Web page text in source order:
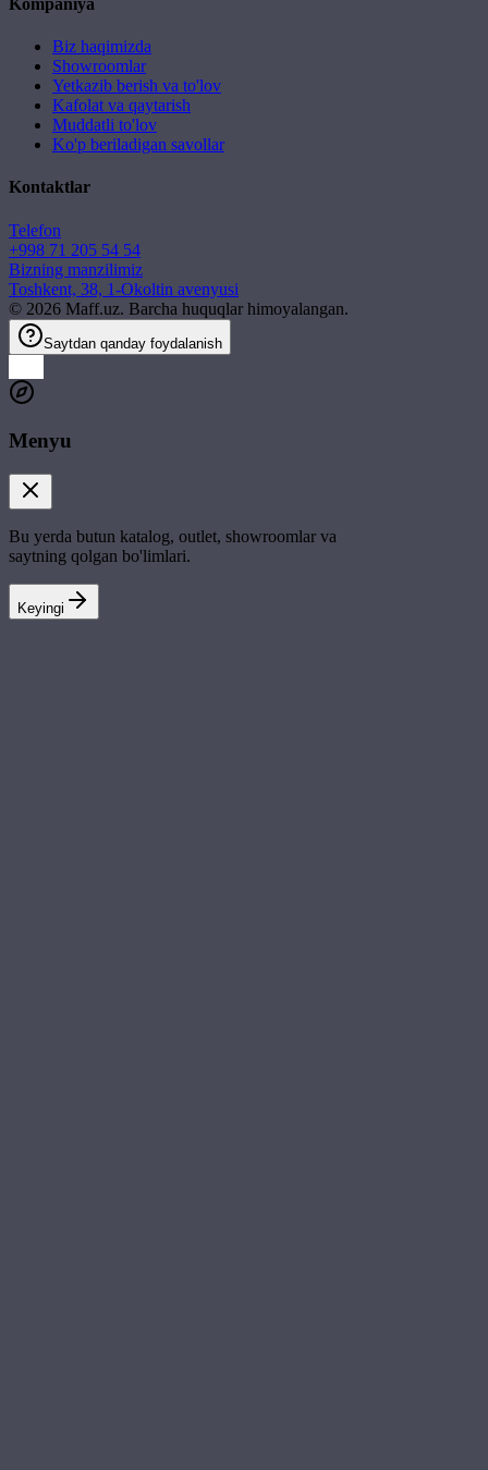
Biz haqimizda
Showroomlar
Yetkazib berish va to'lov
Kafolat va qaytarish
Muddatli to'lov
Ko'p beriladigan savollar
Kontaktlar
Telefon
+998 71 205 54 54
Bizning manzilimiz
Toshkent, 38, 1-Okoltin avenyusi
© 2026 Maff.uz. Barcha huquqlar himoyalangan.
Saytdan qanday foydalanish
Menyu
Bu yerda butun katalog, outlet, showroomlar va
saytning qolgan bo'limlari.
Keyingi